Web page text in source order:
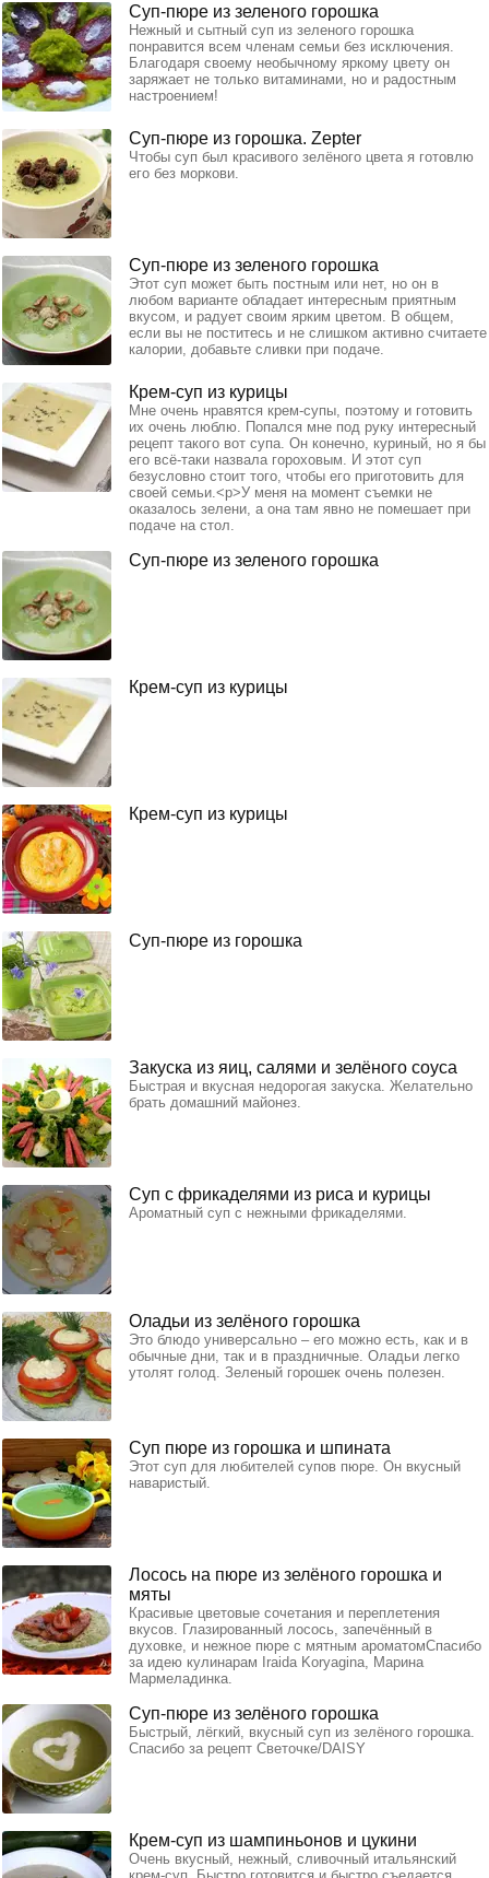
Суп-пюре из зеленого горошка
Нежный и сытный суп из зеленого горошка
понравится всем членам семьи без исключения.
Благодаря своему необычному яркому цвету он
заряжает не только витаминами, но и радостным
настроением!
Суп-пюре из горошка. Zepter
Чтобы суп был красивого зелёного цвета я готовлю
его без моркови.
Суп-пюре из зеленого горошка
Этот суп может быть постным или нет, но он в
любом варианте обладает интересным приятным
вкусом, и радует своим ярким цветом. В общем,
если вы не поститесь и не слишком активно считаете
калории, добавьте сливки при подаче.
Крем-суп из курицы
Мне очень нравятся крем-супы, поэтому и готовить
их очень люблю. Попался мне под руку интересный
рецепт такого вот супа. Он конечно, куриный, но я бы
его всё-таки назвала гороховым. И этот суп
безусловно стоит того, чтобы его приготовить для
своей семьи.<p>У меня на момент съемки не
оказалось зелени, а она там явно не помешает при
подаче на стол.
Суп-пюре из зеленого горошка
Крем-суп из курицы
Крем-суп из курицы
Суп-пюре из горошка
Закуска из яиц, салями и зелёного соуса
Быстрая и вкусная недорогая закуска. Желательно
брать домашний майонез.
Суп с фрикаделями из риса и курицы
Ароматный суп с нежными фрикаделями.
Оладьи из зелёного горошка
Это блюдо универсально – его можно есть, как и в
обычные дни, так и в праздничные. Оладьи легко
утолят голод. Зеленый горошек очень полезен.
Суп пюре из горошка и шпината
Этот суп для любителей супов пюре. Он вкусный
наваристый.
Лосось на пюре из зелёного горошка и
мяты
Красивые цветовые сочетания и переплетения
вкусов. Глазированный лосось, запечённый в
духовке, и нежное пюре с мятным ароматомСпасибо
за идею кулинарам Iraida Koryagina, Марина
Мармеладинка.
Суп-пюре из зелёного горошка
Быстрый, лёгкий, вкусный суп из зелёного горошка.
Спасибо за рецепт Светочке/DAISY
Крем-суп из шампиньонов и цукини
Очень вкусный, нежный, сливочный итальянский